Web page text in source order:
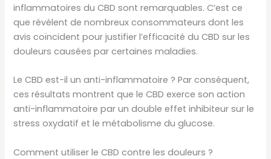
inflammatoires du CBD sont remarquables. C’est ce
que révèlent de nombreux consommateurs dont les
avis coïncident pour justifier l’efficacité du CBD sur les
douleurs causées par certaines maladies.
Le CBD est-il un anti-inflammatoire ? Par conséquent,
ces résultats montrent que le CBD exerce son action
anti-inflammatoire par un double effet inhibiteur sur le
stress oxydatif et le métabolisme du glucose.
Comment utiliser le CBD contre les douleurs ?